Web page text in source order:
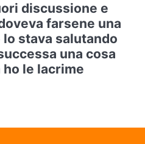
discussione e
farsene una
stava salutando
una cosa
le lacrime